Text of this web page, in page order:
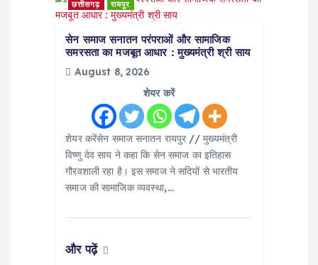
छत्तीसगढ़ रायपुर
सेन समाज सनातन परंपराओं और सामाजिक
समरसता का मजबूत आधार : मुख्यमंत्री श्री साय
August 8, 2026
शेयर करें
शेयर करेंसेन समाज सनातन रायपुर // मुख्यमंत्री
विष्णु देव साय ने कहा कि सेन समाज का इतिहास
गौरवशाली रहा है। इस समाज ने सदियों से भारतीय
समाज की सामाजिक व्यवस्था,…
और पढ़ें